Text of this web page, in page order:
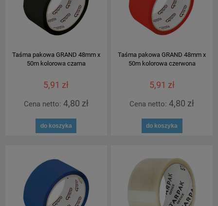
Taśma pakowa GRAND 48mm x
50m kolorowa czarna
5,91 zł
Cena netto: 4,80 zł
do koszyka
Taśma pakowa GRAND 48mm x
50m kolorowa czerwona
5,91 zł
Cena netto:4,80 zł
do koszyka